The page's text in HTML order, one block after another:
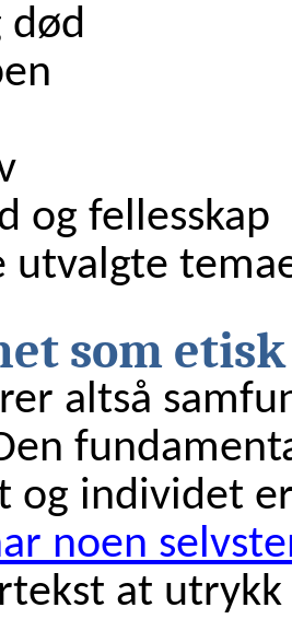
død
og fellesskap
utvalgte
som
altså
og individet
noen
at